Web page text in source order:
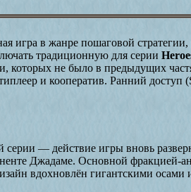
игра в жанре пошаговой стратегии,
традиционную для серии
которых не было в предыдущих
и кооператив. Ранний доступ
серии — действие игры вновь
Джадаме. Основной фракцией-
вдохновлён гигантскими осами